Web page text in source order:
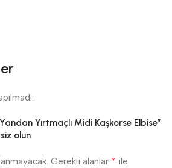
Yandan Yırtmaçlı Midi Kaşkorse Elbise”
olun
Gerekli alanlar * ile